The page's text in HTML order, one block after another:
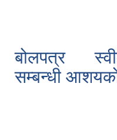
बोलपत्र
सम्बन्धी